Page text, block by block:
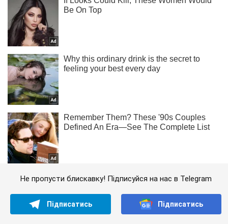
Не пропусти блискавку! Підписуйся на нас в Telegram
Підписатись Підписатись